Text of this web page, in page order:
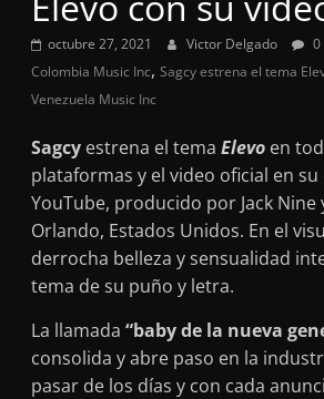
octubre 27, 2021 Victor Delgado
0
Colombia Music Inc,Sagcy estrena el tema
Venezuela Music Inc
Sagcy estrena el temaElevo en
plataformas y el video oficial en su
YouTube, producido por Jack Nine
Orlando, Estados Unidos. En el
derrocha belleza y sensualidad
tema de su puño y letra.
La llamada“baby de la nueva
consolida y abre paso en la
pasar de los días y con cada